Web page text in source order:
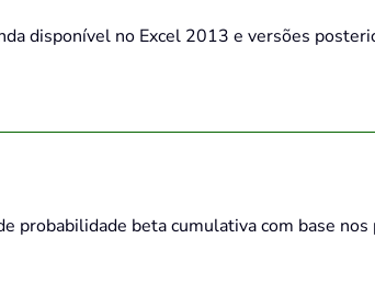
disponível no Excel 2013 e versões
probabilidade beta cumulativa com base